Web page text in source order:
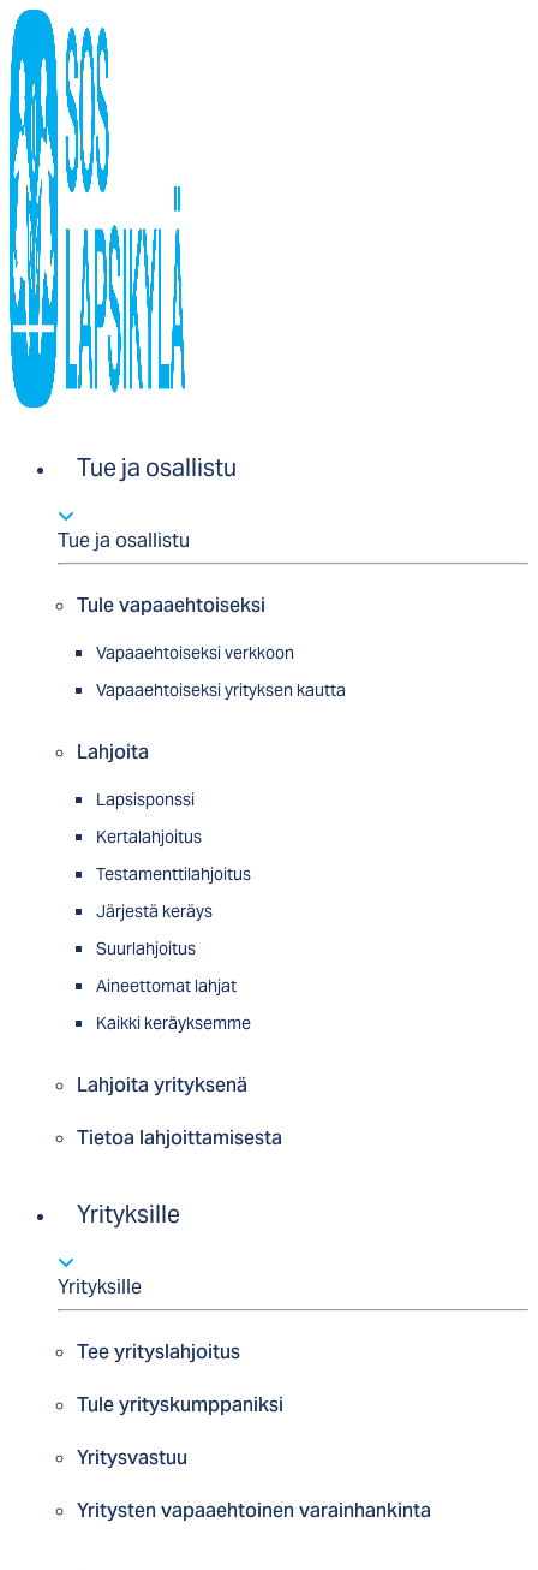
Tue ja osallistu
Tue ja osallistu
Tule vapaaehtoiseksi
Vapaaehtoiseksi verkkoon
Vapaaehtoiseksi yrityksen kautta
Lahjoita
Lapsisponssi
Kertalahjoitus
Testamenttilahjoitus
Järjestä keräys
Suurlahjoitus
Aineettomat lahjat
Kaikki keräyksemme
Lahjoita yrityksenä
Tietoa lahjoittamisesta
Yrityksille
Yrityksille
Tee yrityslahjoitus
Tule yrityskumppaniksi
Yritysvastuu
Yritysten vapaaehtoinen varainhankinta